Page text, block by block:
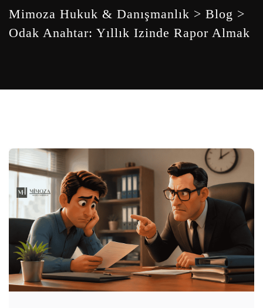
Mimoza Hukuk & Danışmanlık > Blog >
Odak Anahtar: Yıllık Izinde Rapor Almak